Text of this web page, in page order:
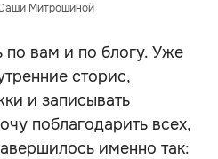
Митрошиной
по вам и по блогу. Уже
сторис,
и записывать
поблагодарить всех,
именно так: